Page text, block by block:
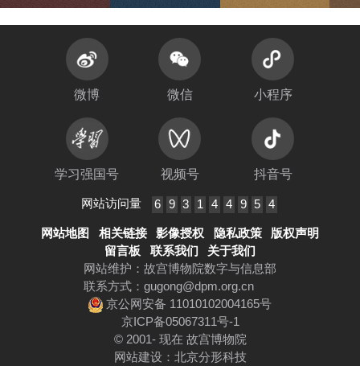
微博 微信 小程序
学习强国号 视频号 抖音号
网站访问量 6 9 3 1 4 4 9 5 4
网站地图 相关链接 影像授权 隐私政策
版权声明
留言板
联系我们
关于我们
网站维护：故宫博物院数字与信息部
联系方式： gugong@dpm.org.cn
京公网安备 11010102004165号
京ICP备05067311号-1
© 2001- 现在 故宫博物院
网站建设 ： 北京分形科技